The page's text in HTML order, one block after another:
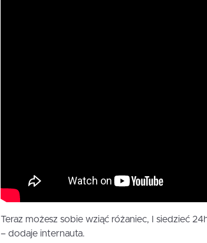
Teraz możesz sobie wziąć różaniec, I siedzieć
– dodaje internauta.